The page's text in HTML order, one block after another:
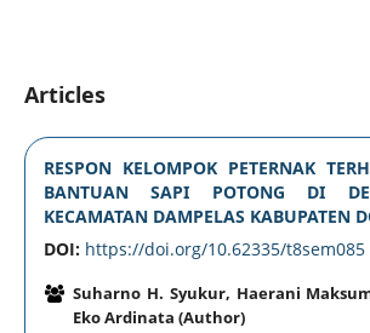
Articles
RESPON KELOMPOK PETERNAK
BANTUAN SAPI POTONG DI
KECAMATAN DAMPELAS KABUPATEN
DOI: https://doi.org/10.62335/t8sem085
Suharno H. Syukur, Haerani
Eko Ardinata (Author)